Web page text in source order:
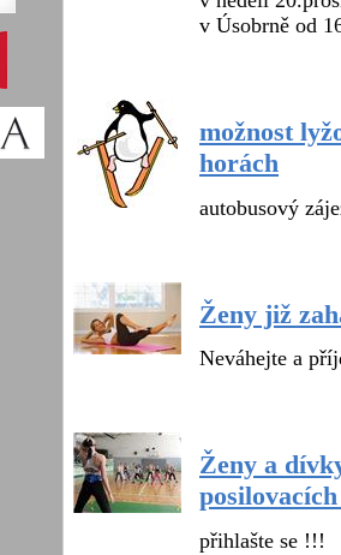
v Úsobrně od
možnost
horách
autobusový
Ženy již
Neváhejte a
Ženy a
přihlašte se !!!